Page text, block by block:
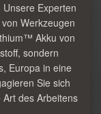
Experten
Werkzeugen
Akku von
sondern
Europa in eine
Sie sich
des Arbeitens